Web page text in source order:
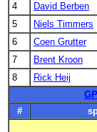
4
David Berben
5
Niels Timmers
6
Coen Grutter
7
Brent Kroon
8
Rick Heij
#